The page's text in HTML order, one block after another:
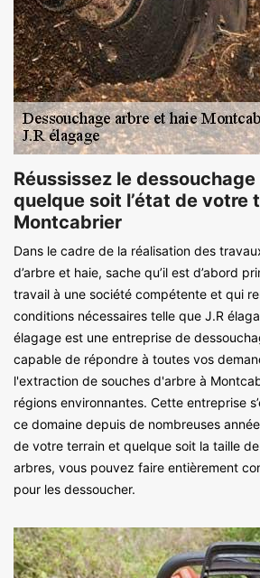
Réussissez le
quelque soit l’état de votre
Montcabrier
Dans le cadre de la réalisation des
d’arbre et haie, sache qu’il est d’abord
travail à une société compétente et qui
conditions nécessaires telle que J.R
élagage est une entreprise de
capable de répondre à toutes vos
l'extraction de souches d'arbre à
régions environnantes. Cette entreprise
ce domaine depuis de nombreuses
de votre terrain et quelque soit la taille
arbres, vous pouvez faire entièrement
pour les dessoucher.